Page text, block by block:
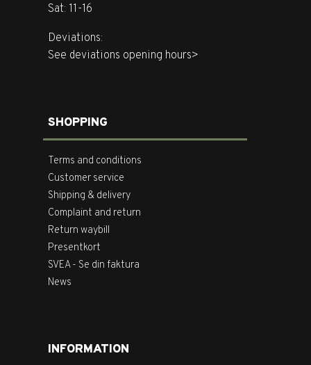
Sat: 11-16
Deviations:
See deviations opening hours>
SHOPPING
Terms and conditions
Customer service
Shipping & delivery
Complaint and return
Return waybill
Presentkort
SVEA - Se din faktura
News
INFORMATION